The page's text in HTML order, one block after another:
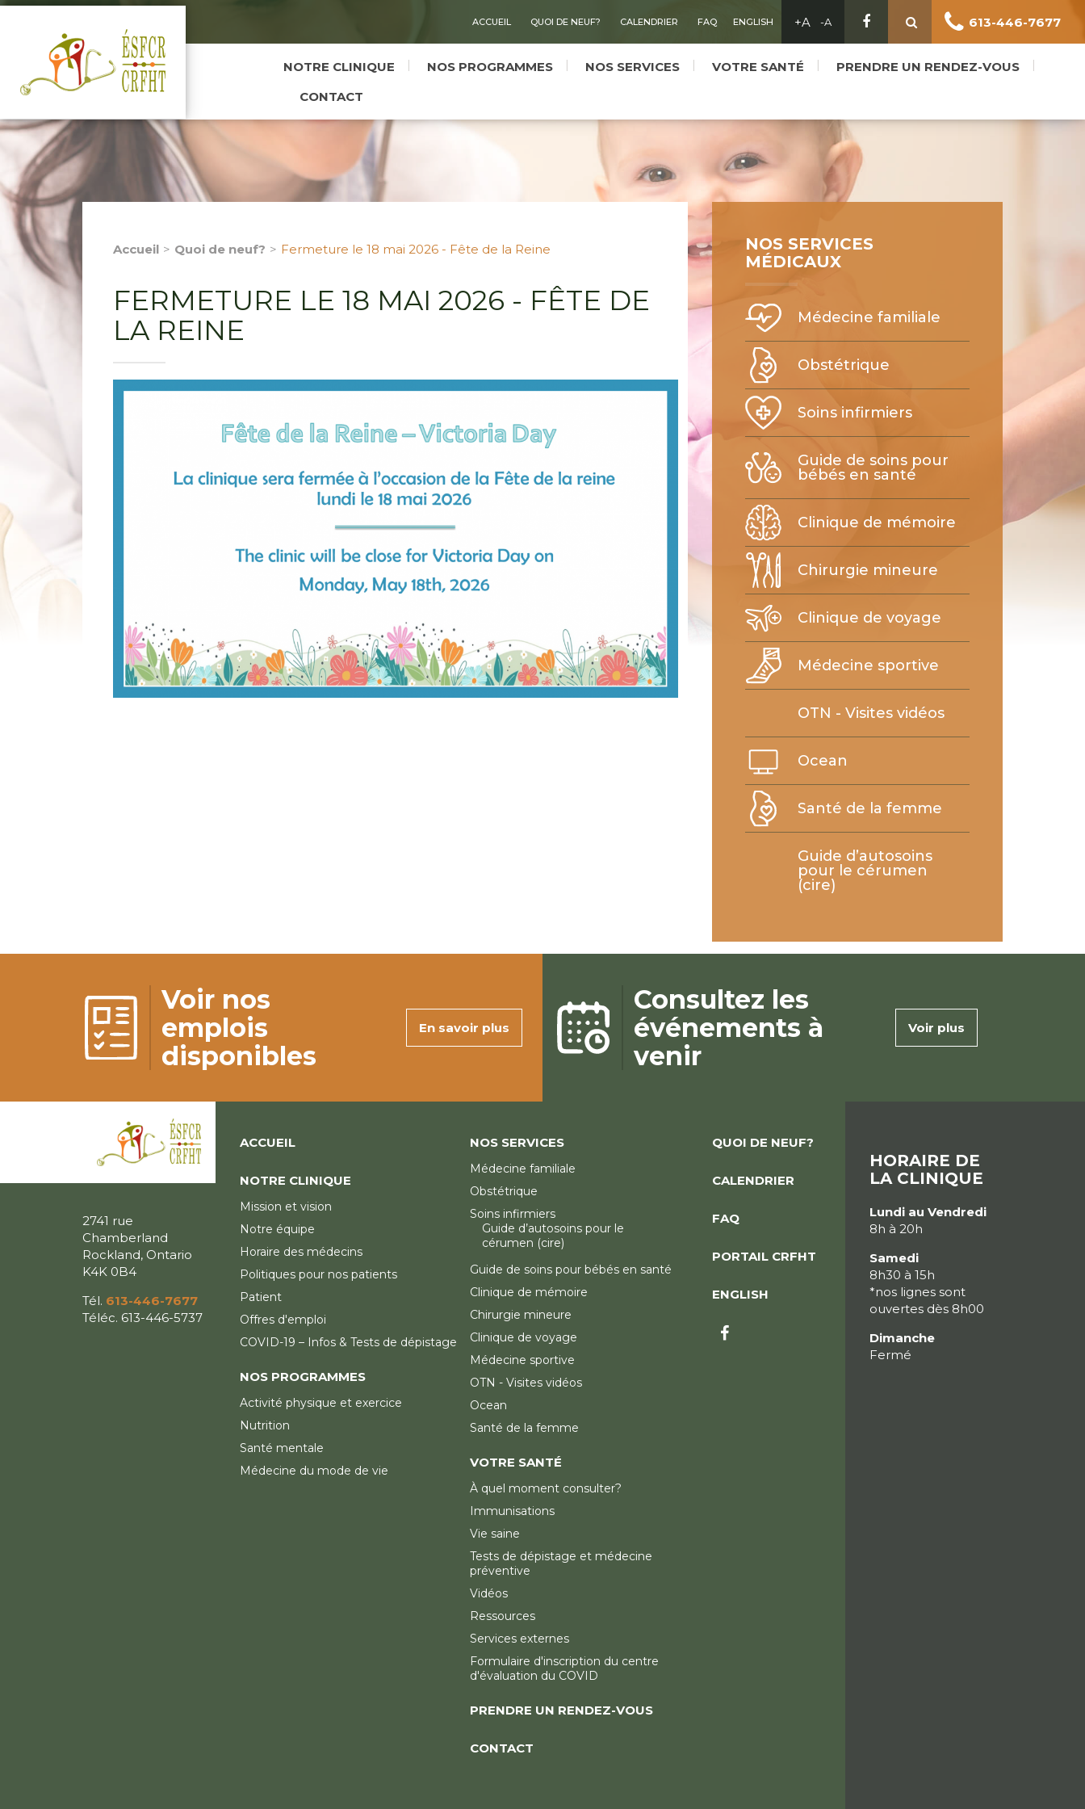
613-446-7677
ACCUEIL QUOI DE NEUF? CALENDRIER FAQ ENGLISH
NOTRE CLINIQUE NOS PROGRAMMES NOS SERVICES VOTRE SANTÉ
PRENDRE UN RENDEZ-VOUS
CONTACT
Accueil Quoi de neuf? Fermeture le 18 mai 2026 - Fête de la Reine
FERMETURE LE 18 MAI 2026 - FÊTE DE
LA REINE
NOS SERVICES
MÉDICAUX
Médecine familiale
Obstétrique
Soins infirmiers
Guide de soins pour
bébés en santé
Clinique de mémoire
Chirurgie mineure
Clinique de voyage
Médecine sportive
OTN - Visites vidéos
Ocean
Santé de la femme
Guide d’autosoins
pour le cérumen
(cire)
Voir nos
emplois
disponibles
En savoir plus
Consultez les
événements à
venir
Voir plus
2741 rue
Chamberland
Rockland, Ontario
K4K 0B4
Tél. 613-446-7677
Téléc. 613-446-5737
ACCUEIL
NOTRE CLINIQUE
Mission et vision
Notre équipe
Horaire des médecins
Politiques pour nos patients
Patient
Offres d'emploi
COVID-19 – Infos & Tests de dépistage
NOS PROGRAMMES
Activité physique et exercice
Nutrition
Santé mentale
Médecine du mode de vie
NOS SERVICES
Médecine familiale
Obstétrique
Soins infirmiers
Guide d’autosoins pour le
cérumen (cire)
Guide de soins pour bébés en santé
Clinique de mémoire
Chirurgie mineure
Clinique de voyage
Médecine sportive
OTN - Visites vidéos
Ocean
Santé de la femme
VOTRE SANTÉ
À quel moment consulter?
Immunisations
Vie saine
Tests de dépistage et médecine
préventive
Vidéos
Ressources
Services externes
Formulaire d'inscription du centre
d'évaluation du COVID
PRENDRE UN RENDEZ-VOUS
CONTACT
QUOI DE NEUF?
CALENDRIER
FAQ
PORTAIL CRFHT
ENGLISH
HORAIRE DE
LA CLINIQUE
Lundi au Vendredi
8h à 20h
Samedi
8h30 à 15h
*nos lignes sont
ouvertes dès 8h00
Dimanche
Fermé